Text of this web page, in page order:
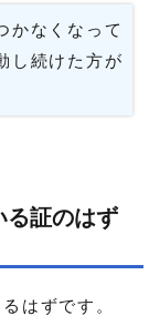
かなくなって
し続けた方が
る証のはず
はずです。